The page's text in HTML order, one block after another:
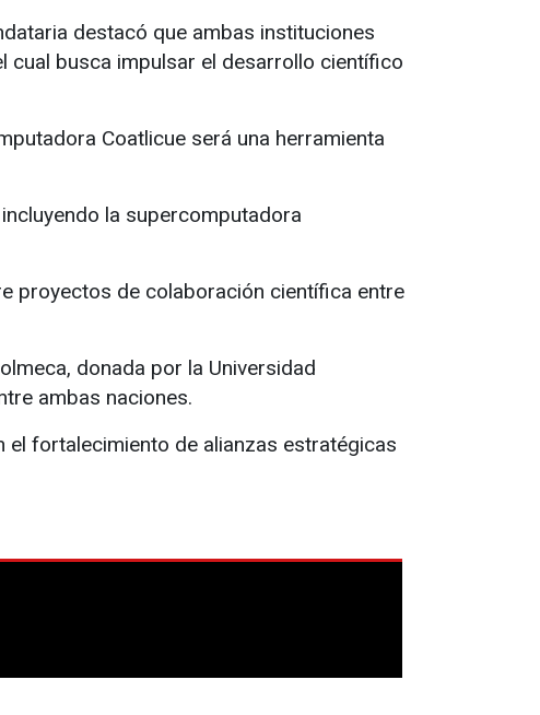
destacó que ambas instituciones
cual busca impulsar el desarrollo científico
Coatlicue será una herramienta
la supercomputadora
proyectos de colaboración científica entre
donada por la Universidad
ambas naciones.
el fortalecimiento de alianzas estratégicas